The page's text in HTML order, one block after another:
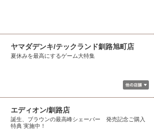
ヤマダデンキ/テックランド釧路旭町店
夏休みを最高にするゲーム大特集
エディオン/釧路店
誕生、ブラウンの最高峰シェーバー 発売記念ご購入
特典 実施中！